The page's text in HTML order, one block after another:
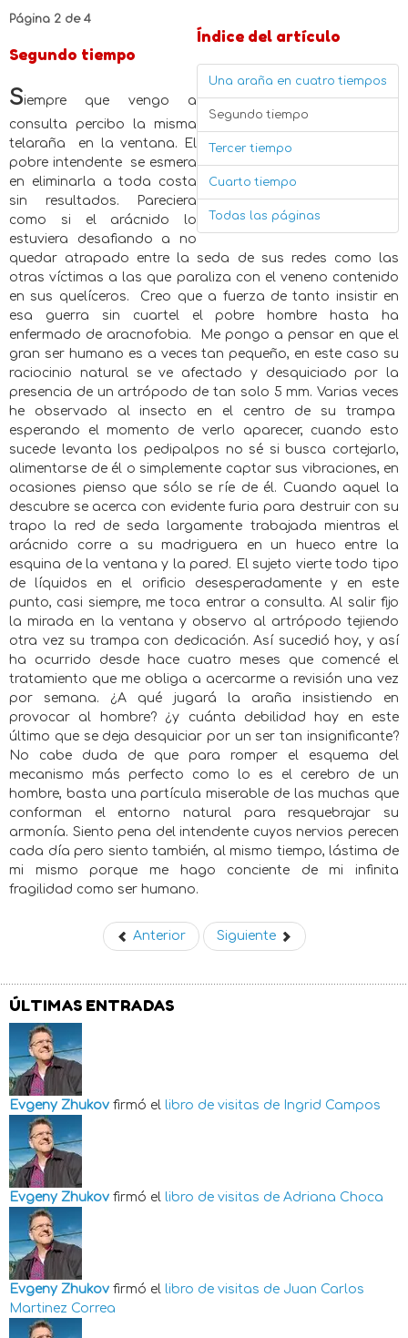
Índice del artículo
Una araña en cuatro tiempos
Segundo tiempo
Tercer tiempo
Cuarto tiempo
Todas las páginas
Página 2 de 4
Segundo tiempo
Siempre que vengo a
consulta percibo la misma
telaraña
en la ventana. El
pobre intendente
se esmera
en eliminarla a toda costa
sin resultados. Pareciera
como si el arácnido lo
estuviera desafiando a no
quedar atrapado entre la seda de sus redes como las
otras víctimas a las que paraliza con el veneno contenido
en sus quelíceros.
Creo que a fuerza de tanto insistir en
esa guerra sin cuartel el pobre hombre hasta ha
enfermado de aracnofobia.
Me pongo a pensar en que el
gran ser humano es a veces tan pequeño, en este caso su
raciocinio natural se ve afectado y desquiciado por la
presencia de un artrópodo de tan solo 5 mm. Varias veces
he observado al insecto en el centro de su trampa
esperando el momento de verlo aparecer, cuando esto
sucede levanta los pedipalpos no sé si busca cortejarlo,
alimentarse de él o simplemente captar sus vibraciones, en
ocasiones pienso que sólo se ríe de él. Cuando aquel la
descubre se acerca con evidente furia para destruir con su
trapo la red de seda largamente trabajada mientras el
arácnido corre a su madriguera en un hueco entre la
esquina de la ventana y la pared. El sujeto vierte todo tipo
de líquidos en el orificio desesperadamente y en este
punto, casi siempre, me toca entrar a consulta. Al salir fijo
la mirada en la ventana y observo al artrópodo tejiendo
otra vez su trampa con dedicación. Así sucedió hoy, y así
ha ocurrido desde hace cuatro meses que comencé el
tratamiento que me obliga a acercarme a revisión una vez
por semana. ¿A qué jugará la araña insistiendo en
provocar al hombre? ¿y cuánta debilidad hay en este
último que se deja desquiciar por un ser tan insignificante?
No cabe duda de que para romper el esquema del
mecanismo más perfecto como lo es el cerebro de un
hombre, basta una partícula miserable de las muchas que
conforman el entorno natural para resquebrajar su
armonía. Siento pena del intendente cuyos nervios perecen
cada día pero siento también, al mismo tiempo, lástima de
mi mismo porque me hago conciente de mi infinita
fragilidad como ser humano.
Anterior Siguiente
ÚLTIMAS ENTRADAS
Evgeny Zhukov firmó el libro de visitas de Ingrid Campos
Evgeny Zhukov firmó el libro de visitas de Adriana Choca
Evgeny Zhukov firmó el libro de visitas de Juan Carlos
Martinez Correa